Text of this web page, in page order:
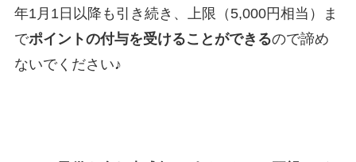
年1月1日以降も引き続き、上限（5,000円相当）ま
でポイントの付与を受けることができるので諦め
ないでください♪